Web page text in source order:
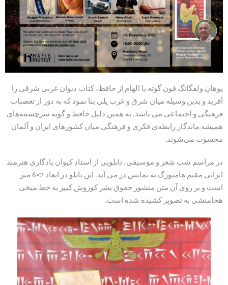
یوهان ولفگانگ فون گوته با الهام از حافظ، کتاب دیوان غربی شرقی را
آفرید و بدین وسیله میان شرق و غرب پلی بنا نمود که به دور از تعصبات
فرهنگی و اجتماعی می باشد. به همین دلیل حافظ و گوته سرچشمه‌هاى
همیشه ماندگار رابطه‌ى فکرى و فرهنگى میان کشورهای ایران و آلمان
محسوب می‌شوند.
در مراسم شب شعر و موسیقی، تابلویی از استاد کیوان یادگاری هنرمند
ایرانی مقیم هامبورگ به نمایش در می آید. این تابلو در ابعاد 2×6 متر
است و بر روی آن متن منشور حقوق بشر کوروش کبیر به خط میخی
هخامنشی به تصویر کشیده شده است.